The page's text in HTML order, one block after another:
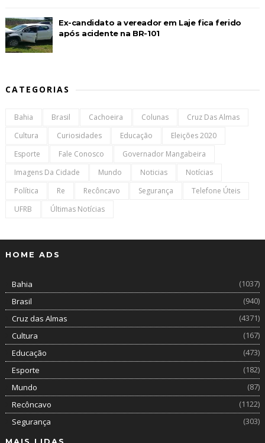
Ex-candidato a vereador em Laje fica ferido
após acidente na BR-101
CATEGORIAS
Bahia Brasil Cachoeira Colunas
Cruz Das Almas
Cultura
Curiosidades Educação
Eleições 2020
Esporte
Fale Conosco
Governador Mangabeira
Imagens Da Cidade
Mundo Noticias
Notícias
Política
Re Recôncavo Segurança
Telefone Úteis
UFRB
Últimas Notícias
HOME ADS
Bahia
(1037)
Brasil
(940)
Cruz das Almas
(4371)
Cultura
(167)
Educação
(473)
Esporte
(182)
Mundo
(87)
Recôncavo
(1122)
Segurança
(303)